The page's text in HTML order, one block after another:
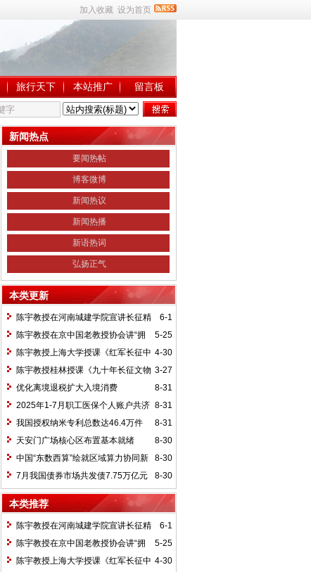
加入收藏 设为首页
旅行天下 本站推广 留言板
新闻热点
要闻热帖
博客微博
新闻热议
新闻热播
新语热词
弘扬正气
本类更新
6-1
陈宇教授在河南城建学院宣讲长征精
神及红25军长征史
5-25
陈宇教授在京中国老教授协会讲“拥
抱中华新文明”
4-30
陈宇教授上海大学授课《红军长征中
的黄埔师生》
3-27
陈宇教授桂林授课《九十年长征文物
鉴赏》
8-31
优化离境退税扩大入境消费
8-31
2025年1-7月职工医保个人账户共济
2.31亿人次 共济金额304.57亿元
8-31
我国授权纳米专利总数达46.4万件
8-30
天安门广场核心区布置基本就绪
8-30
中国“东数西算”绘就区域算力协同新
图景
8-30
7月我国债券市场共发债7.75万亿元
本类推荐
6-1
陈宇教授在河南城建学院宣讲长征精
神及红25军长征史
5-25
陈宇教授在京中国老教授协会讲“拥
抱中华新文明”
4-30
陈宇教授上海大学授课《红军长征中